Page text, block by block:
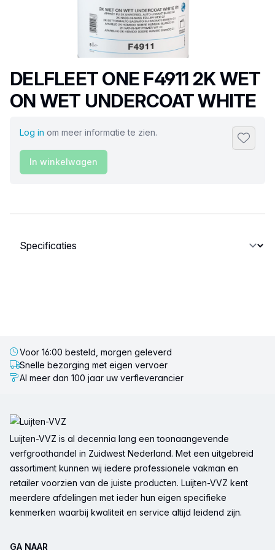
Productnaam
DELFLEET ONE F4911 2K WET
ON WET UNDERCOAT WHITE
Log in om meer informatie te zien.
In winkelwagen
Selecteer een tabblad
Voor 16:00 besteld, morgen geleverd
Snelle bezorging met eigen vervoer
Al meer dan 100 jaar uw verfleverancier
Luijten-VVZ is al decennia lang een toonaangevende
verfgroothandel in Zuidwest Nederland. Met een uitgebreid
assortiment kunnen wij iedere professionele vakman en
retailer voorzien van de juiste producten. Luijten-VVZ kent
meerdere afdelingen met ieder hun eigen specifieke
kenmerken waarbij kwaliteit en service altijd leidend zijn.
GA NAAR